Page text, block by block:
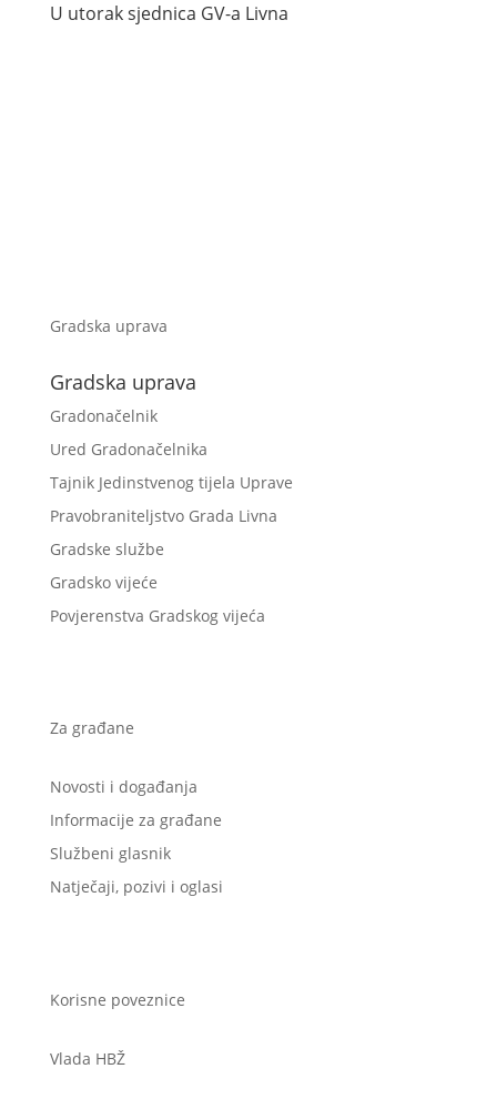
U utorak sjednica GV-a Livna
Gradska uprava
Gradska uprava
Gradonačelnik
Ured Gradonačelnika
Tajnik Jedinstvenog tijela Uprave
Pravobraniteljstvo Grada Livna
Gradske službe
Gradsko vijeće
Povjerenstva Gradskog vijeća
Za građane
Novosti i događanja
Informacije za građane
Službeni glasnik
Natječaji, pozivi i oglasi
Korisne poveznice
Vlada HBŽ